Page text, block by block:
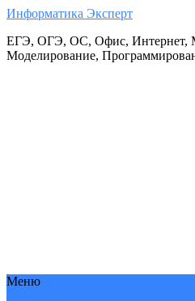
Информатика Эксперт
ЕГЭ, ОГЭ, ОС, Офис, Интернет,
Моделирование,
Меню